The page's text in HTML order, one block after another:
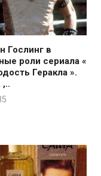
Гослинг в
роли сериала «
Геракла ».